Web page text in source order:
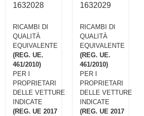
1632028
RICAMBI DI
QUALITÀ
EQUIVALENTE
(REG. UE.
461/2010)
PER I
PROPRIETARI
DELLE VETTURE
INDICATE
(REG. UE 2017
1632029
RICAMBI DI
QUALITÀ
EQUIVALENTE
(REG. UE.
461/2010)
PER I
PROPRIETARI
DELLE VETTURE
INDICATE
(REG. UE 2017